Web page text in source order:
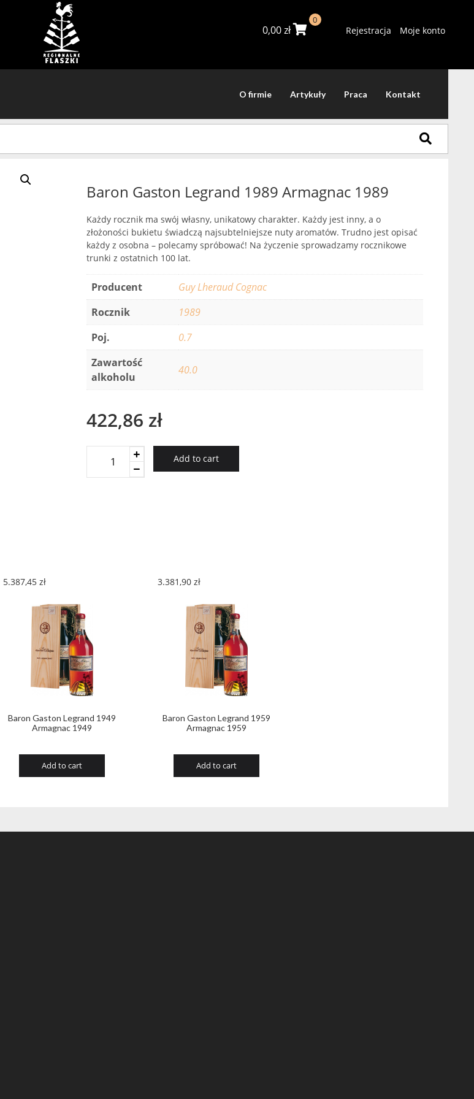
0,00zł
0
Rejestracja Moje konto
O firmie Artykuły Praca Kontakt
Baron Gaston Legrand 1989 Armagnac 1989
Każdy rocznik ma swój własny, unikatowy charakter. Każdy jest inny, a o
złożoności bukietu świadczą najsubtelniejsze nuty aromatów. Trudno jest opisać
każdy z osobna – polecamy spróbować! Na życzenie sprowadzamy rocznikowe
trunki z ostatnich 100 lat.
Producent
Guy Lheraud Cognac
Rocznik
1989
Poj.
0.7
Zawartość
alkoholu
40.0
422,86 zł
Gaston
Add to cart
Baron Gaston Legrand 1949
Armagnac 1949
5.387,45 zł
Add to cart
Baron Gaston Legrand 1959
Armagnac 1959
3.381,90 zł
Add to cart